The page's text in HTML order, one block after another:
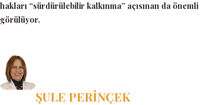
hakları “sürdürülebilir kalkınma” açısınan da önemli
görülüyor.
ŞULE PERİNÇEK